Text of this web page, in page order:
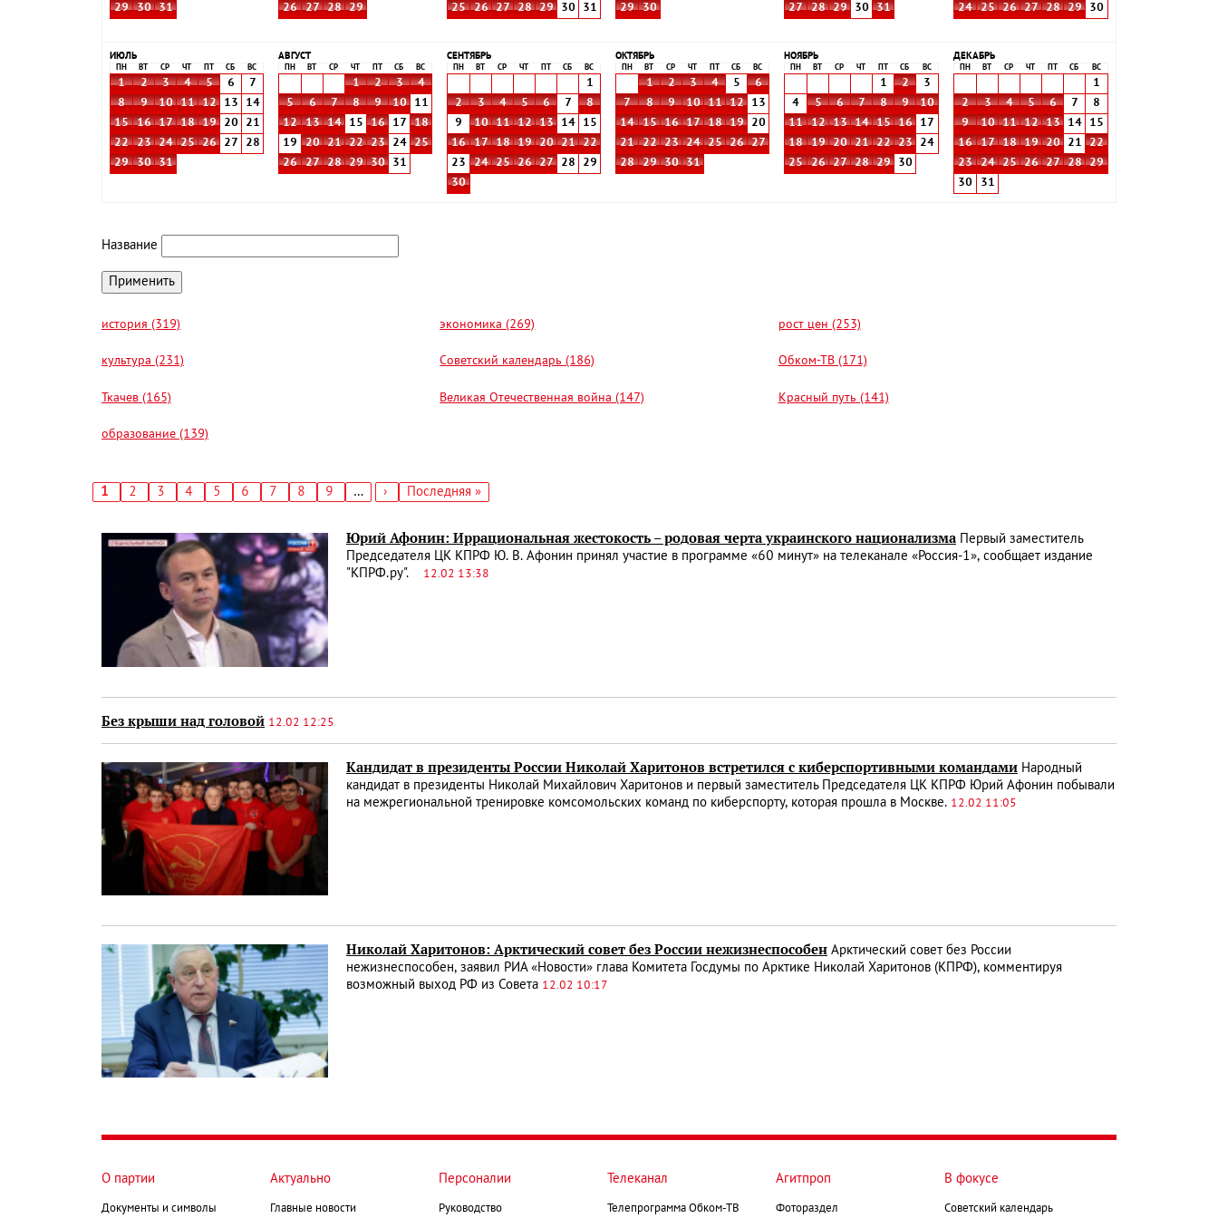
29
30 31
26
27 28 29
25
26 27 28 29 30 31
29
30
27
28 29 30 31
24
25 26 27 28 29 30
ИЮЛЬ
ПН ВТ СР ЧТ СБ ВС
1 2 3 4 5 6
7
8
9 10 11 12 13
14
15
16 17 18 19 20
21
22
23 24 25 26 27
28
29
30 31
АВГУСТ
ПН ВТ СР ЧТ СБ ВС
1 2 3
4
5
6 7 8 9 10
11
12
13 14 15 16 17
18
19
20 21 22 23 24
25
26
27 28 29 30 31
СЕНТЯБРЬ
ПН ВТ СР ЧТ СБ ВС
1
2
3 4 5 6 7
8
9
10 11 12 13 14
15
16
17 18 19 20 21
22
23
24 25 26 27 28
29
30
ОКТЯБРЬ
ПН ВТ СР ЧТ СБ ВС
1 2 3 4 5
6
7
8 9 10 11 12
13
14
15 16 17 18 19
20
21
22 23 24 25 26
27
28
29 30 31
НОЯБРЬ
ПН ВТ СР ЧТ СБ ВС
1 2
3
4
5 6 7 8 9
10
11
12 13 14 15 16
17
18
19 20 21 22 23
24
25
26 27 28 29 30
ДЕКАБРЬ
ПН ВТ СР ЧТ СБ ВС
1
2
3 4 5 6 7
8
9
10 11 12 13 14
15
16
17 18 19 20 21
22
23
24 25 26 27 28
29
30
31
Название
история (319) экономика (269) рост цен (253)
культура (231) Советский календарь (186) Обком-ТВ (171)
Ткачев (165) Великая Отечественная война (147) Красный путь (141)
образование (139)
Текущая
1 Страница
2 Страница
3 Страница
4 Страница
5 Страница
6 Страница
7 Страница
8 Страница
9 …
Следующая
›
Последняя
Последняя »
Юрий Афонин: Иррациональная жестокость – родовая черта украинского национализма Первый заместитель
Председателя ЦК КПРФ Ю. В. Афонин принял участие в программе «60 минут» на телеканале «Россия-1», сообщает издание
"КПРФ.ру".
12.02 13:38
Без крыши над головой 12.02 12:25
Кандидат в президенты России Николай Харитонов встретился с киберспортивными командами Народный
кандидат в президенты Николай Михайлович Харитонов и первый заместитель Председателя ЦК КПРФ Юрий Афонин побывали
на межрегиональной тренировке комсомольских команд по киберспорту, которая прошла в Москве. 12.02 11:05
Николай Харитонов: Арктический совет без России нежизнеспособен Арктический совет без России
нежизнеспособен, заявил РИА «Новости» глава Комитета Госдумы по Арктике Николай Харитонов (КПРФ), комментируя
возможный выход РФ из Совета 12.02 10:17
О партии
Документы и символы
Актуально
Главные новости
Персоналии
Руководство
Телеканал
Телепрограмма Обком-ТВ
Агитпроп
Фотораздел
В фокусе
Советский календарь